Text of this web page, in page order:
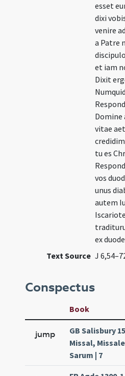
esset
dixi
venire
a Patre
et iam
Dixit
Domine
vitae
tu es
vos
unus
autem
ex
Text Source J
Conspectus
Book
jump
GB Salisbury
Missal, Missale
Sarum | 7